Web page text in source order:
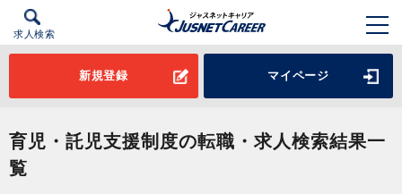
求人検索
新規登録 マイページ
育児・託児支援制度の転職・求人検索結果一
覧